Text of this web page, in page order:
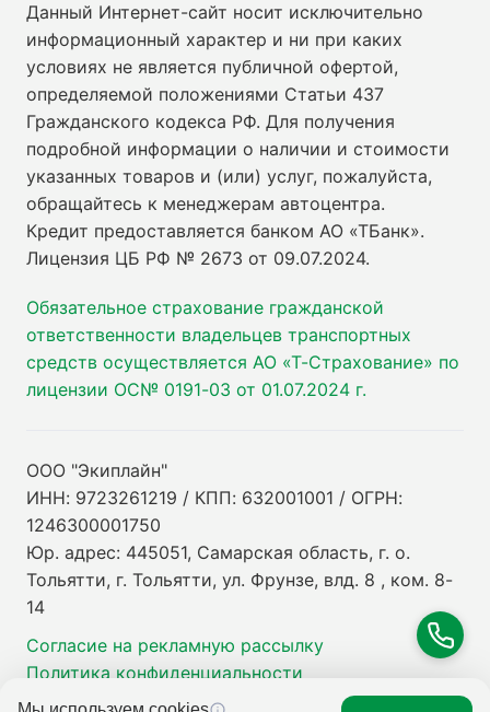
Данный Интернет-сайт носит исключительно
информационный характер и ни при каких
условиях не является публичной офертой,
определяемой положениями Статьи 437
Гражданского кодекса РФ. Для получения
подробной информации о наличии и стоимости
указанных товаров и (или) услуг, пожалуйста,
обращайтесь к менеджерам автоцентра.
Кредит предоставляется банком АО «ТБанк».
Лицензия ЦБ РФ № 2673 от 09.07.2024.
Обязательное страхование гражданской
ответственности владельцев транспортных
средств осуществляется АО «Т-Страхование» по
лицензии ОС№ 0191-03 от 01.07.2024 г.
ООО "Экиплайн"
ИНН: 9723261219 / КПП: 632001001 / ОГРН:
1246300001750
Юр. адрес: 445051, Самарская область, г. о.
Тольятти, г. Тольятти, ул. Фрунзе, влд. 8 , ком. 8-
14
Согласие на рекламную рассылку
Политика конфиденциальности